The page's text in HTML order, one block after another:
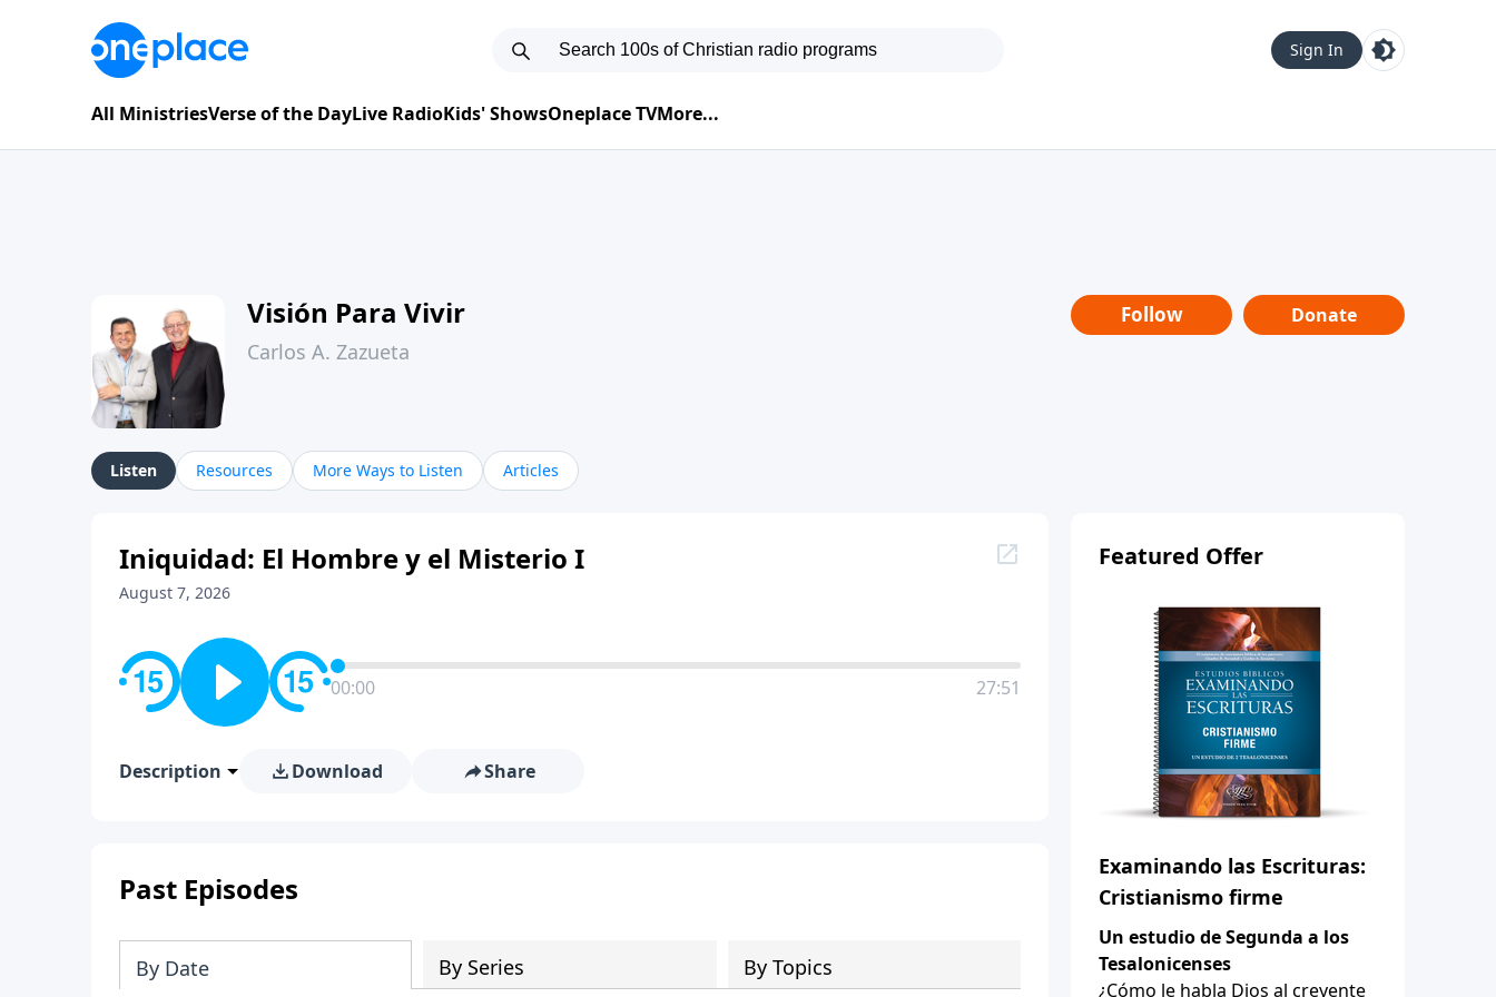
Sign In
All MinistriesVerse of the DayLive RadioKids' ShowsOneplace TVMore...
Visión Para Vivir
Carlos A. Zazueta
Follow Donate
Listen Resources More Ways to Listen Articles
Iniquidad: El Hombre y el Misterio I
August 7, 2026
00:00 27:51
Description Download Share
Past Episodes
By Date By Series By Topics
Featured Offer
Examinando las Escrituras:
Cristianismo firme
Un estudio de Segunda a los
Tesalonicenses
¿Cómo le habla Dios al creyente